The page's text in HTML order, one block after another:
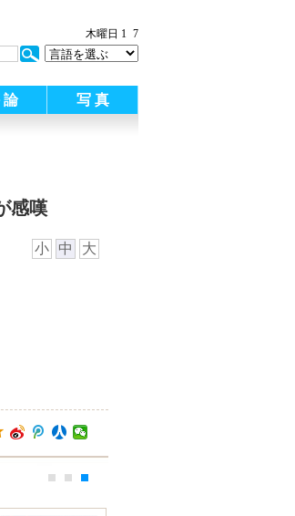
木曜日 1 7
論 写 真
感嘆
小 中 大